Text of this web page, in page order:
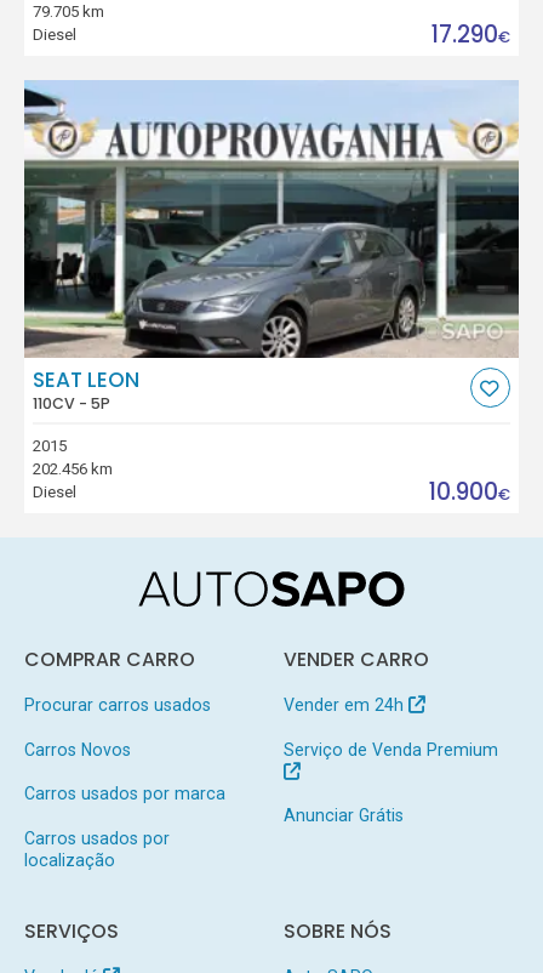
79.705 km
Diesel
17.290€
SEAT LEON
110CV - 5P
2015
202.456 km
Diesel
10.900€
COMPRAR CARRO
Procurar carros usados
Carros Novos
Carros usados por marca
Carros usados por
localização
VENDER CARRO
Vender em 24h
Serviço de Venda Premium
Anunciar Grátis
SERVIÇOS SOBRE NÓS